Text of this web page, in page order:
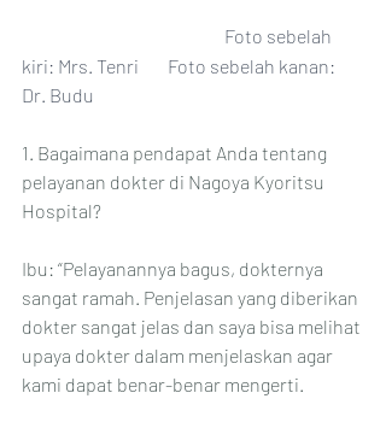
Foto sebelah
kiri: Mrs. Tenri        Foto sebelah kanan:
Dr. Budu
1. Bagaimana pendapat Anda tentang
pelayanan dokter di Nagoya Kyoritsu
Hospital?
Ibu: “Pelayanannya bagus, dokternya
sangat ramah. Penjelasan yang diberikan
dokter sangat jelas dan saya bisa melihat
upaya dokter dalam menjelaskan agar
kami dapat benar-benar mengerti.